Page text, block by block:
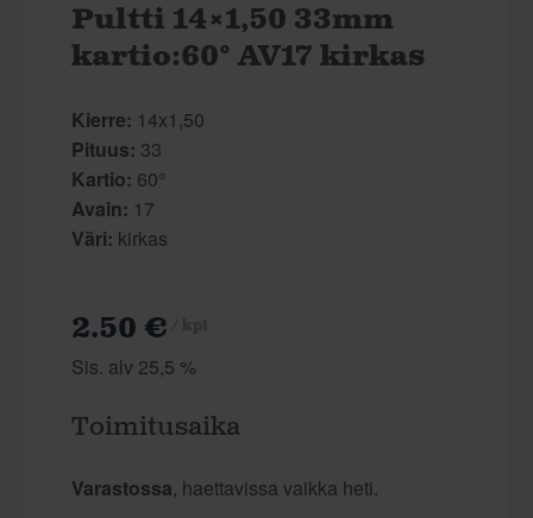
Pultti 14×1,50 33mm
kartio:60° AV17 kirkas
Kierre: 14x1,50
Pituus: 33
Kartio: 60°
Avain: 17
Väri: kirkas
2.50 €
Sis. alv 25,5 %
Toimitusaika
Varastossa, haettavissa vaikka heti.